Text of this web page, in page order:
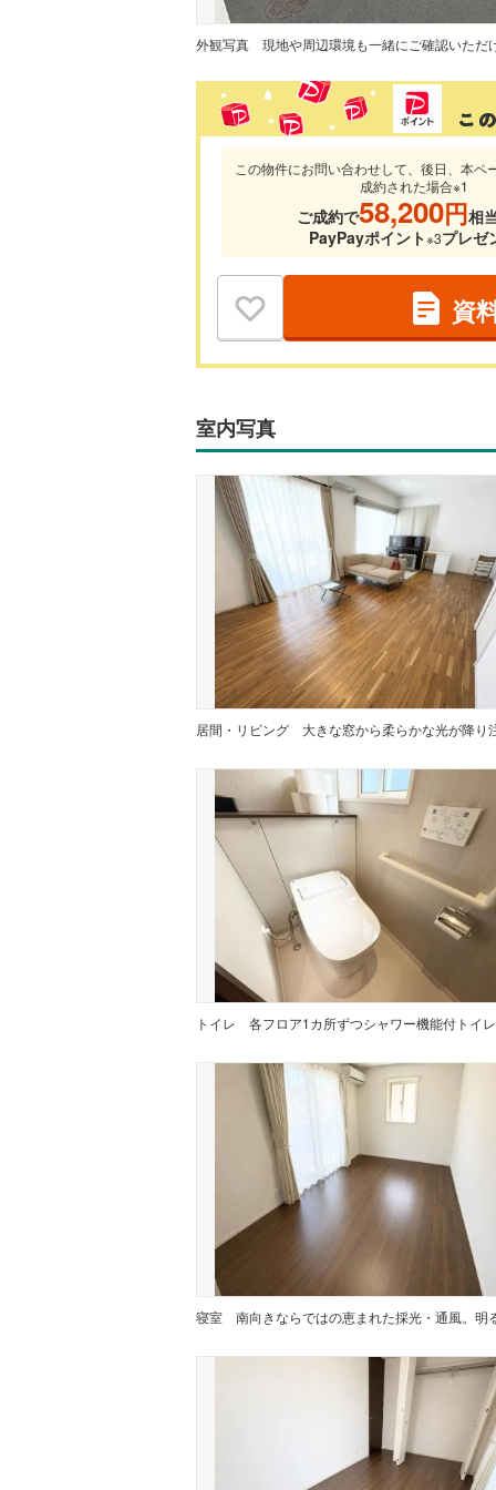
外観写真
この物件にお問い合わせして、後日、本ペ
成約された場合※1
ご成約で58,200円相
PayPayポイント※3プレゼ
資
室内写真
居間・リビング
トイレ
寝室